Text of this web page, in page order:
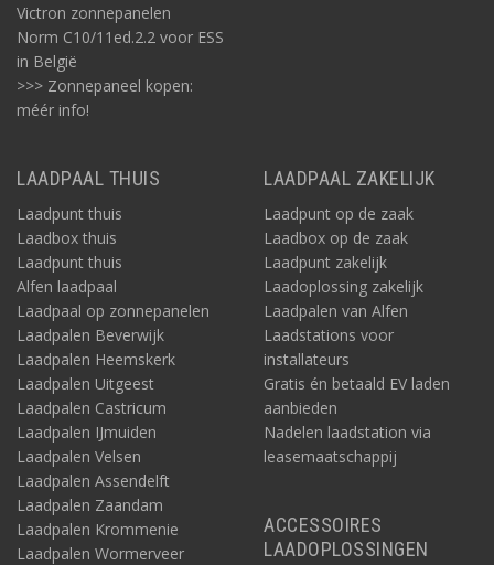
Victron zonnepanelen
Norm C10/11ed.2.2 voor ESS
in België
>>> Zonnepaneel kopen:
méér info!
LAADPAAL THUIS
Laadpunt thuis
Laadbox thuis
Laadpunt thuis
Alfen laadpaal
Laadpaal op zonnepanelen
Laadpalen Beverwijk
Laadpalen Heemskerk
Laadpalen Uitgeest
Laadpalen Castricum
Laadpalen IJmuiden
Laadpalen Velsen
Laadpalen Assendelft
Laadpalen Zaandam
Laadpalen Krommenie
Laadpalen Wormerveer
LAADPAAL ZAKELIJK
Laadpunt op de zaak
Laadbox op de zaak
Laadpunt zakelijk
Laadoplossing zakelijk
Laadpalen van Alfen
Laadstations voor
installateurs
Gratis én betaald EV laden
aanbieden
Nadelen laadstation via
leasemaatschappij
ACCESSOIRES
LAADOPLOSSINGEN